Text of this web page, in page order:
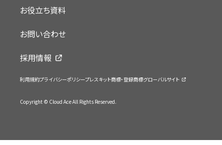
お役立ち資料
お問い合わせ
採用情報
利用規約プライバシーポリシープレスキット商標・登録商標グローバルサイト
Copyright © Cloud Ace All Rights Reserved.